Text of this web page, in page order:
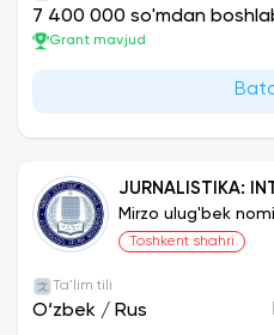
7 400 000 so'mdan
Grant mavjud
JURNALISTIKA:
Mirzo ulug'bek
universiteti
Toshkent shahri
Ta'lim tili
O‘zbek / Rus